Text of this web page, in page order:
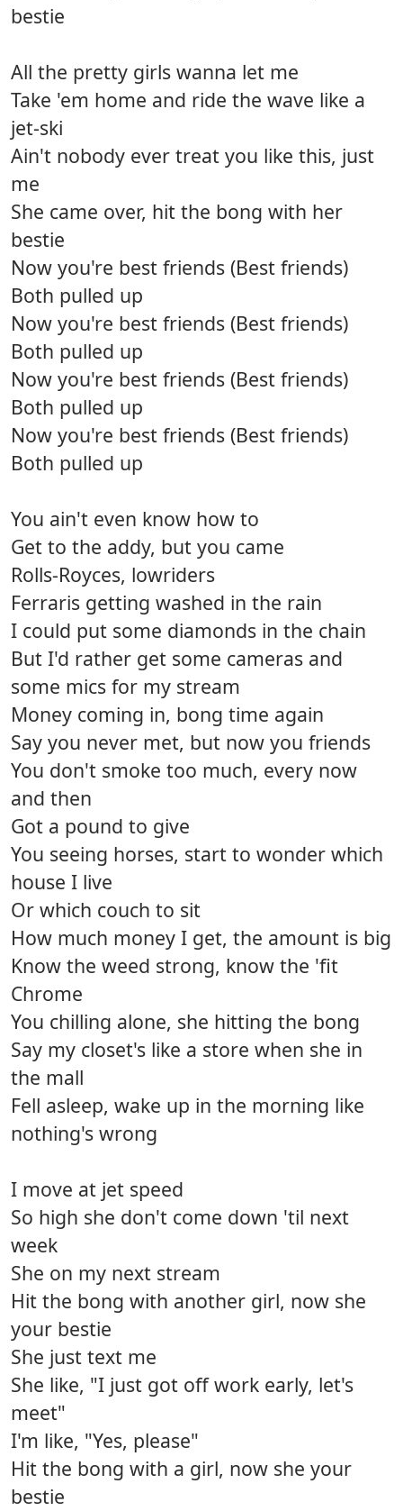
bestie
All the pretty girls wanna let me
Take 'em home and ride the wave like a
jet-ski
Ain't nobody ever treat you like this, just
me
She came over, hit the bong with her
bestie
Now you're best friends (Best friends)
Both pulled up
Now you're best friends (Best friends)
Both pulled up
Now you're best friends (Best friends)
Both pulled up
Now you're best friends (Best friends)
Both pulled up
You ain't even know how to
Get to the addy, but you came
Rolls-Royces, lowriders
Ferraris getting washed in the rain
I could put some diamonds in the chain
But I'd rather get some cameras and
some mics for my stream
Money coming in, bong time again
Say you never met, but now you friends
You don't smoke too much, every now
and then
Got a pound to give
You seeing horses, start to wonder which
house I live
Or which couch to sit
How much money I get, the amount is big
Know the weed strong, know the 'fit
Chrome
You chilling alone, she hitting the bong
Say my closet's like a store when she in
the mall
Fell asleep, wake up in the morning like
nothing's wrong
I move at jet speed
So high she don't come down 'til next
week
She on my next stream
Hit the bong with another girl, now she
your bestie
She just text me
She like, "I just got off work early, let's
meet"
I'm like, "Yes, please"
Hit the bong with a girl, now she your
bestie